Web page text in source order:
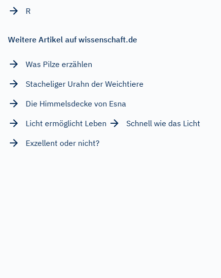
R
Weitere Artikel auf wissenschaft.de
Was Pilze erzählen
Stacheliger Urahn der Weichtiere
Die Himmelsdecke von Esna
Licht ermöglicht Leben
Schnell wie das Licht
Exzellent oder nicht?